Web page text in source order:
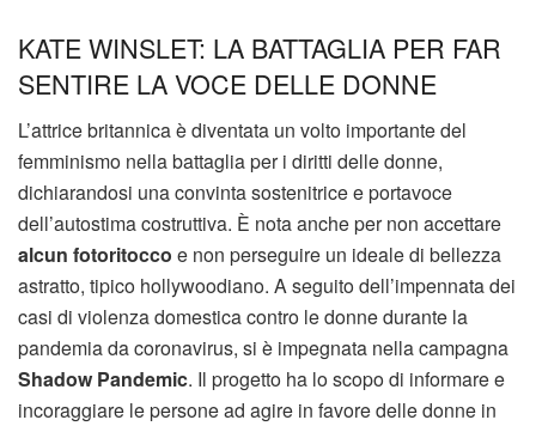
KATE WINSLET: LA BATTAGLIA PER FAR
SENTIRE LA VOCE DELLE DONNE
L’attrice britannica è diventata un volto importante del
femminismo nella battaglia per i diritti delle donne,
dichiarandosi una convinta sostenitrice e portavoce
dell’autostima costruttiva. È nota anche per non accettare
alcun fotoritocco e non perseguire un ideale di bellezza
astratto, tipico hollywoodiano. A seguito dell’impennata dei
casi di violenza domestica contro le donne durante la
pandemia da coronavirus, si è impegnata nella campagna
Shadow Pandemic. Il progetto ha lo scopo di informare e
incoraggiare le persone ad agire in favore delle donne in